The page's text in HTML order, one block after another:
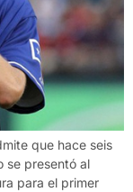
que hace seis
se presentó al
para el primer